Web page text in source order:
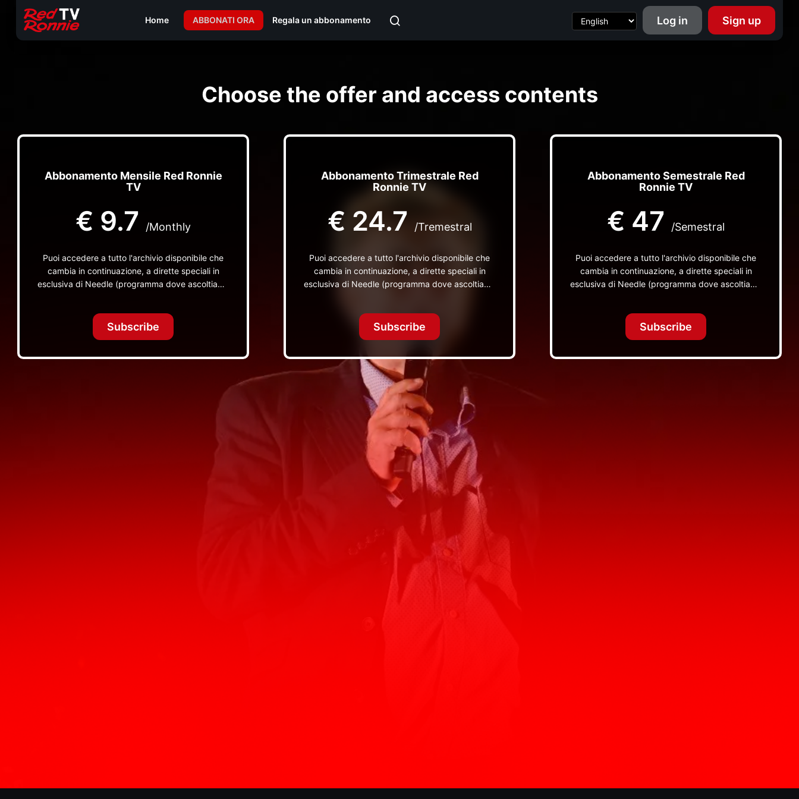
Home ABBONATI ORA Regala un abbonamento Log in Sign up
Choose the offer and access contents
Abbonamento Mensile Red Ronnie
TV
€ 9.7 /Monthly
Puoi accedere a tutto l'archivio disponibile che
cambia in continuazione, a dirette speciali in
esclusiva di Needle (programma dove ascoltiamo
TV non visibili da nessuna altra parte
Subscribe
Abbonamento Trimestrale Red
Ronnie TV
€ 24.7 /Tremestral
Puoi accedere a tutto l'archivio disponibile che
cambia in continuazione, a dirette speciali in
esclusiva di Needle (programma dove ascoltiamo
TV non visibili da nessuna altra parte
Subscribe
Abbonamento Semestrale Red
Ronnie TV
€ 47 /Semestral
Puoi accedere a tutto l'archivio disponibile che
cambia in continuazione, a dirette speciali in
esclusiva di Needle (programma dove ascoltiamo
TV non visibili da nessuna altra parte
Subscribe